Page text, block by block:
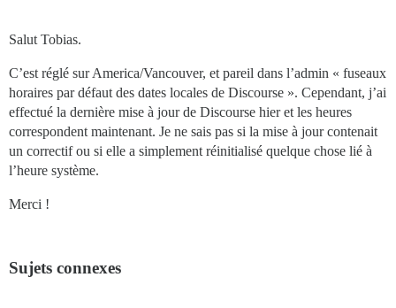
Salut Tobias.
C’est réglé sur America/Vancouver, et pareil dans l’admin « fuseaux
horaires par défaut des dates locales de Discourse ». Cependant, j’ai
effectué la dernière mise à jour de Discourse hier et les heures
correspondent maintenant. Je ne sais pas si la mise à jour contenait
un correctif ou si elle a simplement réinitialisé quelque chose lié à
l’heure système.
Merci !
Sujets connexes